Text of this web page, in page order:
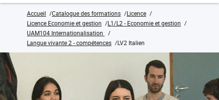
Accueil Catalogue des formations
Licence
Licence Economie et gestion
L1/L2 - Economie et gestion
UAM104 Internationalisation
Langue vivante 2 - compétences
LV2 Italien